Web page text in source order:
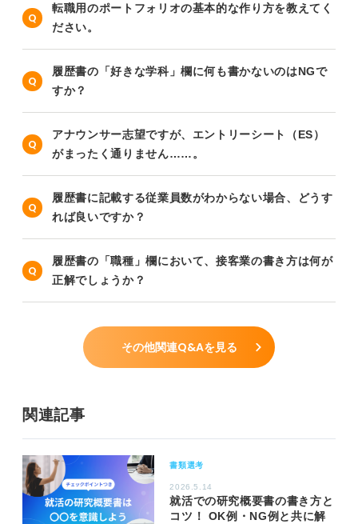
転職用のポートフォリオの基本的な作り方を教えてく
ださい。
履歴書の「好きな学科」欄に何も書かないのはNGで
すか？
アナウンサー志望ですが、エントリーシート（ES）
がまったく通りません……。
履歴書に記載する従業員数がわからない場合、どうす
れば良いですか？
履歴書の「職種」欄において、接客業の書き方は何が
正解でしょうか？
その他関連Q&Aを見る
関連記事
書類選考
2026.5.14
就活での研究概要書の書き方と
コツ！ OK例・NG例と共に解